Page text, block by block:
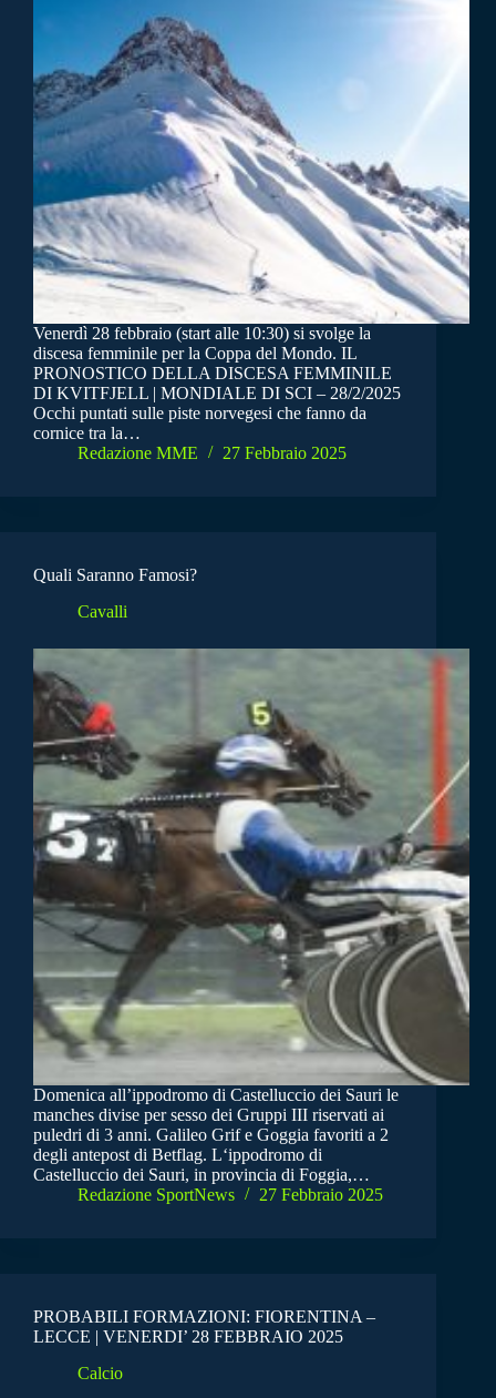
Venerdì 28 febbraio (start alle 10:30) si svolge la
discesa femminile per la Coppa del Mondo. IL
PRONOSTICO DELLA DISCESA FEMMINILE
DI KVITFJELL | MONDIALE DI SCI – 28/2/2025
Occhi puntati sulle piste norvegesi che fanno da
cornice tra la…
Redazione MME
27 Febbraio 2025
Quali Saranno Famosi?
Cavalli
Domenica all’ippodromo di Castelluccio dei Sauri le
manches divise per sesso dei Gruppi III riservati ai
puledri di 3 anni. Galileo Grif e Goggia favoriti a 2
degli antepost di Betflag. L‘ippodromo di
Castelluccio dei Sauri, in provincia di Foggia,…
Redazione SportNews
27 Febbraio 2025
PROBABILI FORMAZIONI: FIORENTINA –
LECCE | VENERDI’ 28 FEBBRAIO 2025
Calcio